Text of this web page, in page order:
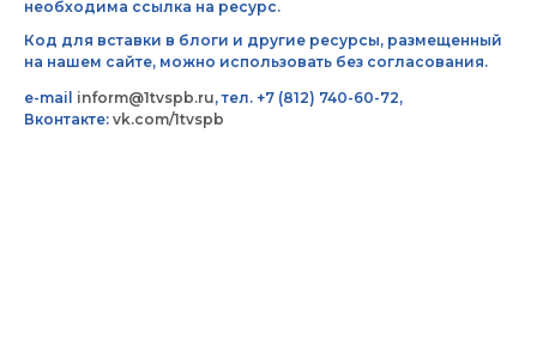
необходима ссылка на ресурс.
Код для вставки в блоги и другие ресурсы, размещенный
на нашем сайте, можно использовать без согласования.
e-mail inform@1tvspb.ru, тел. +7 (812) 740-60-72,
Вконтакте: vk.com/1tvspb